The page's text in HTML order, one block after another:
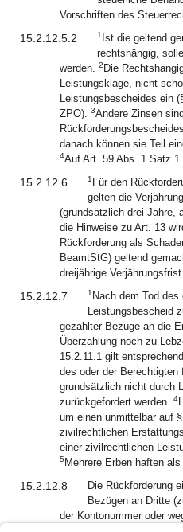
Vorschriften des
15.2.12.5.2 1 Ist die geltend
rechtshängig,
werden. 2 Die
Leistungsklage, nicht
Leistungsbescheides ein
ZPO). 3Andere Zinsen
danach können sie Teil
4Auf Art. 59 Abs. 1 Satz 1
15.2.12.6 1 Für den
gelten die
(grundsätzlich drei Jahre,
die Hinweise zu Art. 13
Rückforderung als
BeamtStG) geltend
dreijährige
15.2.12.7 1 Nach dem Tod
Leistungsbescheid
gezahlter Bezüge an die
Überzahlung noch zu
15.2.11.1 gilt
des oder der
grundsätzlich nicht durch
zurückgefordert werden. 4
um einen unmittelbar auf
zivilrechtlichen
einer zivilrechtlichen
5 Mehrere Erben haften
15.2.12.8
Die Rückforderung
Bezügen an Dritte
der Kontonummer oder